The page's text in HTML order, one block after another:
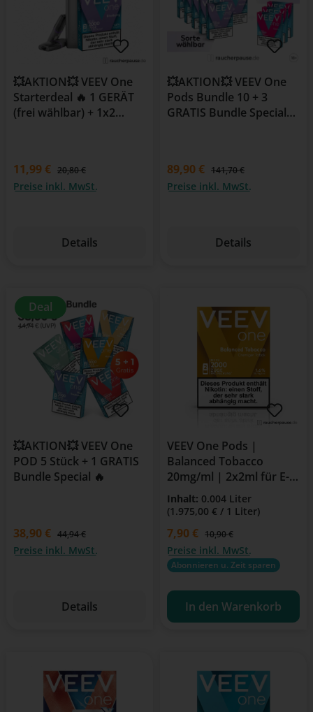
💥AKTION💥 VEEV One
Starterdeal 🔥 1 GERÄT
(frei wählbar) + 1x2
11,99 € 20,80 €
Preise inkl. MwSt.
Details
💥AKTION💥 VEEV One
Pods Bundle 10 + 3
GRATIS Bundle Special
89,90 € 141,70 €
Preise inkl. MwSt.
Details
Deal
💥AKTION💥 VEEV One
POD 5 Stück + 1 GRATIS
Bundle Special 🔥
38,90 € 44,94 €
Preise inkl. MwSt.
Details
VEEV One Pods |
Balanced Tobacco
20mg/ml | 2x2ml für E-
Zigarette
Inhalt: 0.004 Liter
(1.975,00 € / 1 Liter)
Verkaufspreis:
7,90 € Regulärer Preis:
10,90 €
Preise inkl. MwSt.
Abonnieren u. Zeit sparen
In den Warenkorb